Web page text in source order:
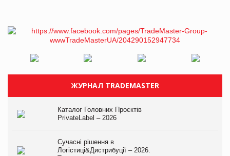
ЖУРНАЛ TRADEMASTER
Каталог Головних Проєктів
PrivateLabel – 2026
Сучасні рішення в
Логістиці&Дистрибуції – 2026.